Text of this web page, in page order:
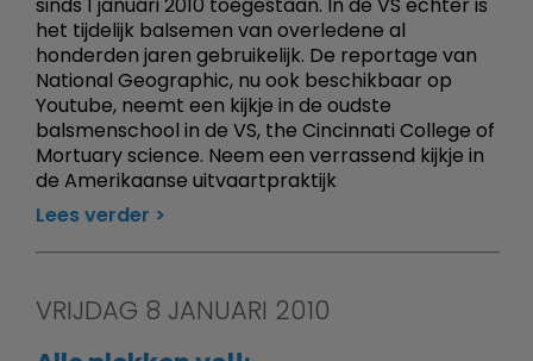
sinds 1 januari 2010 toegestaan. In de VS echter is
het tijdelijk balsemen van overledene al
honderden jaren gebruikelijk. De reportage van
National Geographic, nu ook beschikbaar op
Youtube, neemt een kijkje in de oudste
balsmenschool in de VS, the Cincinnati College of
Mortuary science. Neem een verrassend kijkje in
de Amerikaanse uitvaartpraktijk
Lees verder
VRIJDAG 8 JANUARI 2010